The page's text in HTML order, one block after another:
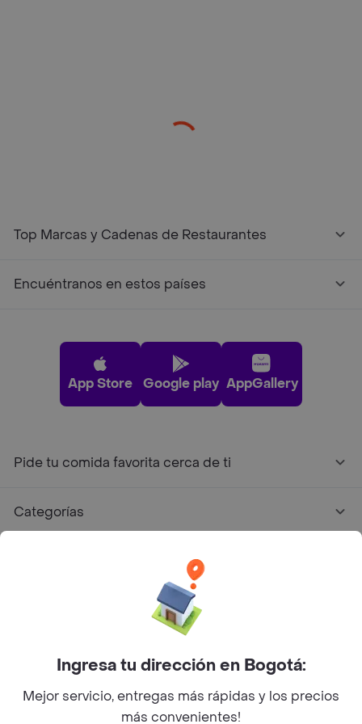
Top Marcas y Cadenas de Restaurantes
Encuéntranos en estos países
App Store Google play AppGallery
Pide tu comida favorita cerca de ti
Categorías
Facebook
Twitter
Instagram
©2026Rappi Inc. All rights reserved.
Ingresa tu dirección en Bogotá:
Mejor servicio, entregas más rápidas y los precios
más convenientes!